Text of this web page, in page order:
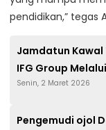
pendidikan,” tegas
Jamdatun
IFG Group
dan Mitigasi
Senin, 2 Maret 2026
Pengemudi ojol